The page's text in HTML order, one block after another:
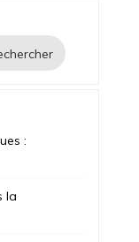
:
la